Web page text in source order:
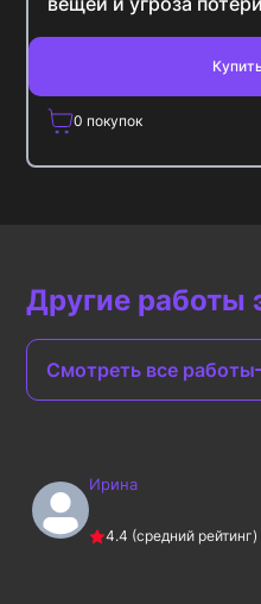
0 покупок
Другие работы
Смотреть все работы
Ирина
4.4 (средний рейтинг)